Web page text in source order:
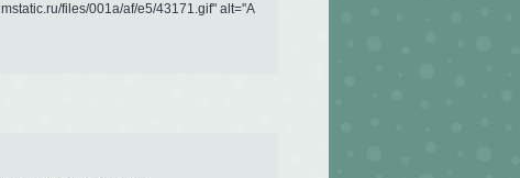
files/001a/af/e5/43171.gif" alt="А